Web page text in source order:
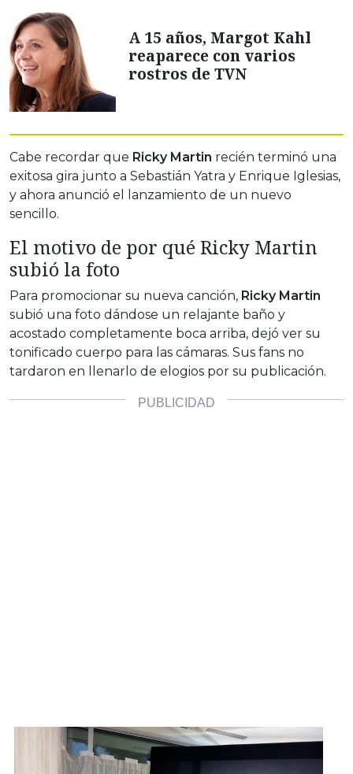
A 15 años, Margot Kahl
reaparece con varios
rostros de TVN
Cabe recordar que Ricky Martin recién terminó una
exitosa gira junto a Sebastián Yatra y Enrique Iglesias,
y ahora anunció el lanzamiento de un nuevo
sencillo.
El motivo de por qué Ricky Martin
subió la foto
Para promocionar su nueva canción, Ricky Martin
subió una foto dándose un relajante baño y
acostado completamente boca arriba, dejó ver su
tonificado cuerpo para las cámaras. Sus fans no
tardaron en llenarlo de elogios por su publicación.